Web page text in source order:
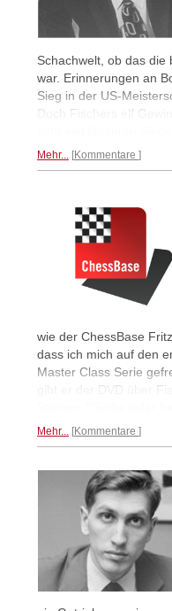
Schachwelt, ob das die
war. Erinnerungen an
Sieg in der US-
Doch Fischers elf
Mehr... Kommentare
wie der ChessBase
dass ich mich auf den
Master Class Serie
gibt er der DVD über
Mehr... Kommentare